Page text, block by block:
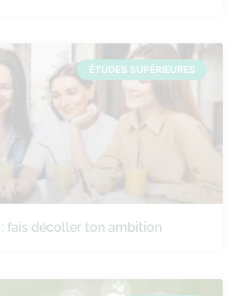
ÉTUDES SUPÉRIEURES
: fais décoller ton ambition